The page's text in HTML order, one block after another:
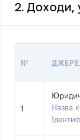
2. Доходи,
№
1
Назва